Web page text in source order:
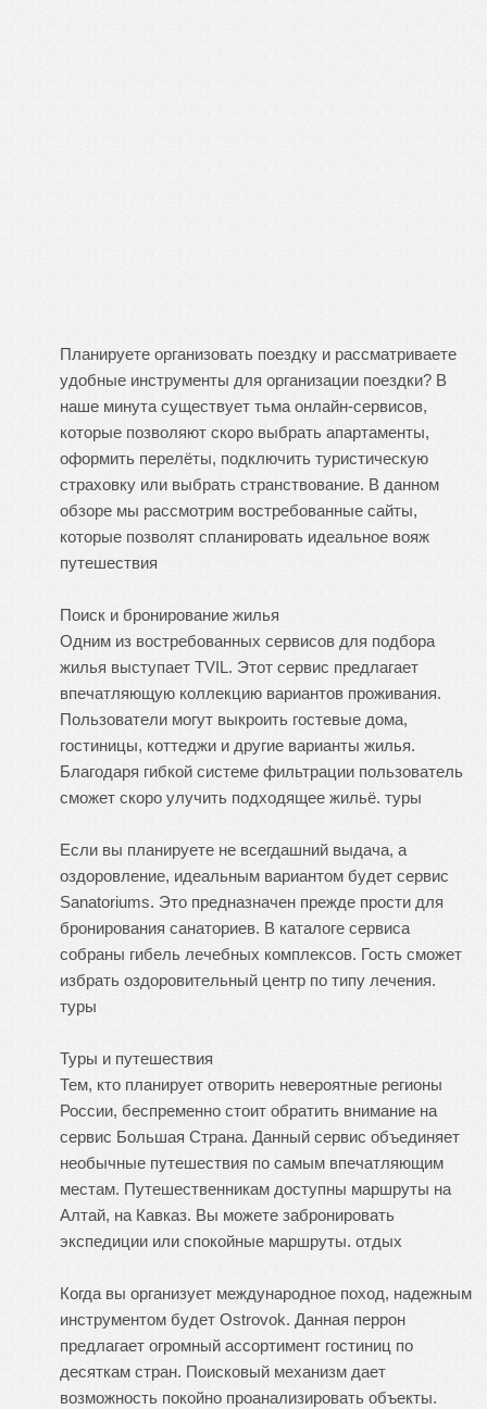
Планируете организовать поездку и рассматриваете
удобные инструменты для организации поездки? В
наше минута существует тьма онлайн-сервисов,
которые позволяют скоро выбрать апартаменты,
оформить перелёты, подключить туристическую
страховку или выбрать странствование. В данном
обзоре мы рассмотрим востребованные сайты,
которые позволят спланировать идеальное вояж
путешествия
Поиск и бронирование жилья
Одним из востребованных сервисов для подбора
жилья выступает TVIL. Этот сервис предлагает
впечатляющую коллекцию вариантов проживания.
Пользователи могут выкроить гостевые дома,
гостиницы, коттеджи и другие варианты жилья.
Благодаря гибкой системе фильтрации пользователь
сможет скоро улучить подходящее жильё. туры
Если вы планируете не всегдашний выдача, а
оздоровление, идеальным вариантом будет сервис
Sanatoriums. Это предназначен прежде прости для
бронирования санаториев. В каталоге сервиса
собраны гибель лечебных комплексов. Гость сможет
избрать оздоровительный центр по типу лечения.
туры
Туры и путешествия
Тем, кто планирует отворить невероятные регионы
России, беспременно стоит обратить внимание на
сервис Большая Страна. Данный сервис объединяет
необычные путешествия по самым впечатляющим
местам. Путешественникам доступны маршруты на
Алтай, на Кавказ. Вы можете забронировать
экспедиции или спокойные маршруты. отдых
Когда вы организует международное поход, надежным
инструментом будет Ostrovok. Данная перрон
предлагает огромный ассортимент гостиниц по
десяткам стран. Поисковый механизм дает
возможность покойно проанализировать объекты.